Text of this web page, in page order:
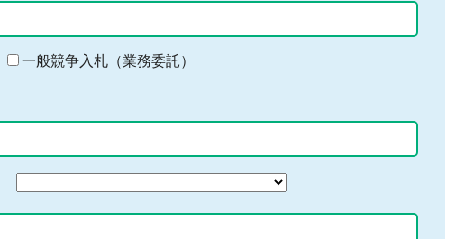
一般競争入札（業務委託）